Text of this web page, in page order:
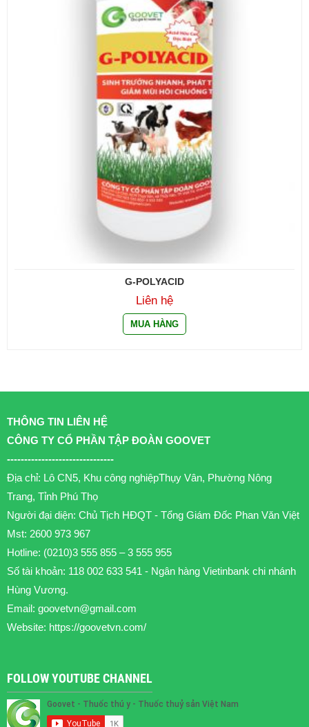
G-POLYACID
Liên hệ
THÔNG TIN LIÊN HỆ
CÔNG TY CỔ PHẦN TẬP ĐOÀN GOOVET
-------------------------------
Địa chỉ: Lô CN5, Khu công nghiệpThụy Vân, Phường Nông
Trang, Tỉnh Phú Thọ
Người đại diện: Chủ Tịch HĐQT - Tổng Giám Đốc Phan Văn Việt
Mst: 2600 973 967
Hotline: (0210)3 555 855 – 3 555 955
Số tài khoản: 118 002 633 541 - Ngân hàng Vietinbank chi nhánh
Hùng Vương.
Email: goovetvn@gmail.com
Website: https://goovetvn.com/
FOLLOW YOUTUBE CHANNEL